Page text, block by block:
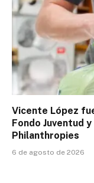
Vicente López
Fondo Juventud
Philanthropies
6 de agosto de 2026